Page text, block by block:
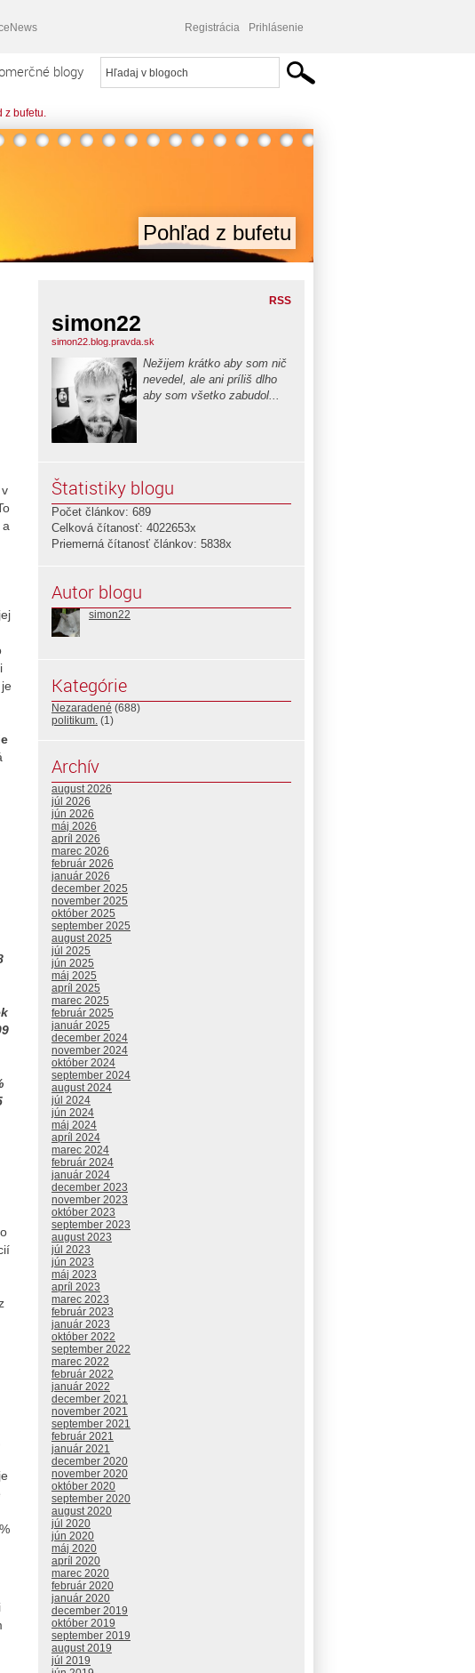
Registrácia Prihlásenie
blogy
z bufetu.
Pohľad z bufetu
RSS
simon22
simon22.blog.pravda.sk
Nežijem krátko aby som nič
nevedel, ale ani príliš dlho
aby som všetko zabudol...
Štatistiky blogu
Počet článkov: 689
Celková čítanosť: 4022653x
Priemerná čítanosť článkov: 5838x
Autor blogu
simon22
Kategórie
Nezaradené (688)
politikum. (1)
Archív
august 2026
júl 2026
jún 2026
máj 2026
apríl 2026
marec 2026
február 2026
január 2026
december 2025
november 2025
október 2025
september 2025
august 2025
júl 2025
jún 2025
máj 2025
apríl 2025
marec 2025
február 2025
január 2025
december 2024
november 2024
október 2024
september 2024
august 2024
júl 2024
jún 2024
máj 2024
apríl 2024
marec 2024
február 2024
január 2024
december 2023
november 2023
október 2023
september 2023
august 2023
júl 2023
jún 2023
máj 2023
apríl 2023
marec 2023
február 2023
január 2023
október 2022
september 2022
marec 2022
február 2022
január 2022
december 2021
november 2021
september 2021
február 2021
január 2021
december 2020
november 2020
október 2020
september 2020
august 2020
júl 2020
jún 2020
máj 2020
apríl 2020
marec 2020
február 2020
január 2020
december 2019
október 2019
september 2019
august 2019
júl 2019